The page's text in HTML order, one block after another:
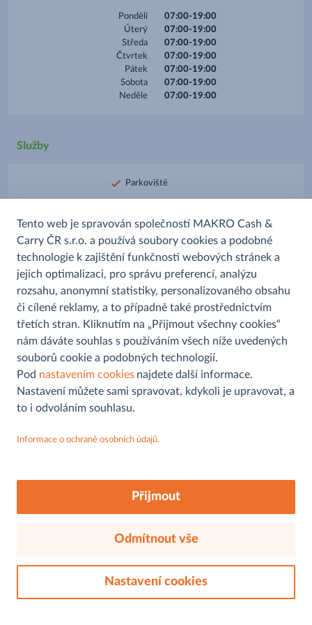
Pondělí
Úterý
Středa
Čtvrtek
Pátek
Sobota
Neděle
07:00-19:00
07:00-19:00
07:00-19:00
07:00-19:00
07:00-19:00
07:00-19:00
07:00-19:00
Služby
Parkoviště
Platba kartou
Prodej alkoholu
Prodej uzenin
Tento web je spravován společností MAKRO Cash &
Carry ČR s.r.o. a používá soubory cookies a podobné
technologie k zajištění funkčnosti webových stránek a
jejich optimalizaci, pro správu preferencí, analýzu
rozsahu, anonymní statistiky, personalizovaného obsahu
či cílené reklamy, a to případně také prostřednictvím
třetích stran. Kliknutím na „Přijmout všechny cookies“
nám dáváte souhlas s používáním všech níže uvedených
souborů cookie a podobných technologií.
Pod nastavením cookies najdete další informace.
Nastavení můžete sami spravovat, kdykoli je upravovat, a
to i odvoláním souhlasu.
Informace o ochraně osobních údajů.
Přijmout
Odmítnout vše
Nastavení cookies
Pomoc a informace
Kontaktní formulář
Můjobchod
Aplikace
Zaměstnání a kariéra
© 2026, mujobchod.cz. Všechna práva vyhrazena.
Ochrana osobních údajů